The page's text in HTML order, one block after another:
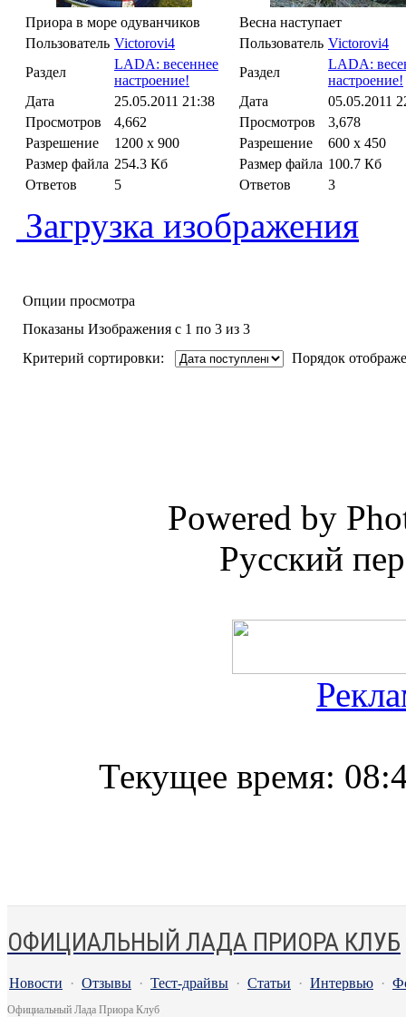
Приора в море одуванчиков
Пользователь Victorovi4
Раздел
LADA: весеннее
настроение!
Дата
25.05.2011 21:38
Просмотров
4,662
Разрешение
1200 x 900
Размер файла 254.3 Кб
Ответов
5
Весна наступает
Пользователь Victorovi4
Раздел
LADA:
настроение!
Дата
05.05.2011
Просмотров
3,678
Разрешение
600 x 450
Размер файла 100.7 Кб
Ответов
3
Загрузка изображения
Опции просмотра
Показаны Изображения с 1 по 3 из 3
Критерий сортировки:
Порядок
Powered by
Русский
Текущее время:
ОФИЦИАЛЬНЫЙ ЛАДА ПРИОРА КЛУБ
Новости · Отзывы · Тест-драйвы · Статьи · Интервью ·
Официальный Лада Приора Клуб